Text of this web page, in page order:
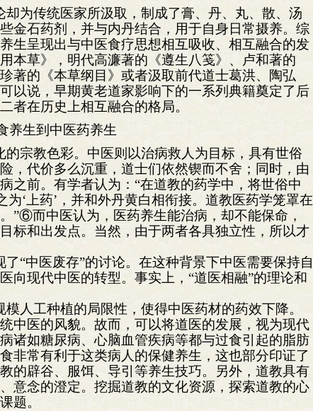
为传统医家所汲取，制成了膏、丹、丸、散、汤
金石药剂，并与内丹结合，用于自身日常摄养。综
生呈现出与中医食疗思想相互吸收、相互融合的发
本草》，明代高濂著的《遵生八笺》、卢和著的
著的《本草纲目》或者汲取前代道士葛洪、陶弘
以说，早期黄老道家影响下的一系列典籍奠定了后
者在历史上相互融合的格局。
养生到中医药养生
宗教色彩。中医则以治病救人为目标，具有世俗
，代价多么沉重，道士们依然锲而不舍；同时，由
之前。有学者认为：“在道教的药学中，将世俗中
‘上药’，并和外丹黄白相衔接。道教医药学笼罩在
”⑥而中医认为，医药养生能治病，却不能保命，
标和出发点。当然，由于两者各具独立性，所以才
“中医废存”的讨论。在这种背景下中医需要保持自
向现代中医的转型。事实上，“道医相融”的理论和
人工种植的局限性，使得中医药材的药效下降。
中医的风貌。故而，可以将道医的发展，视为现代
诸如糖尿病、心脑血管疾病等都与过食引起的脂肪
非常有利于这类病人的保健养生，这也部分印证了
的辟谷、服饵、导引等养生技巧。另外，道教具有
意念的澄定。挖掘道教的文化资源，探索道教的心
题。